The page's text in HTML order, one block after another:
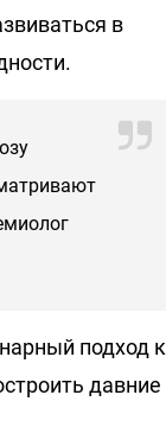
в
подход к
давние